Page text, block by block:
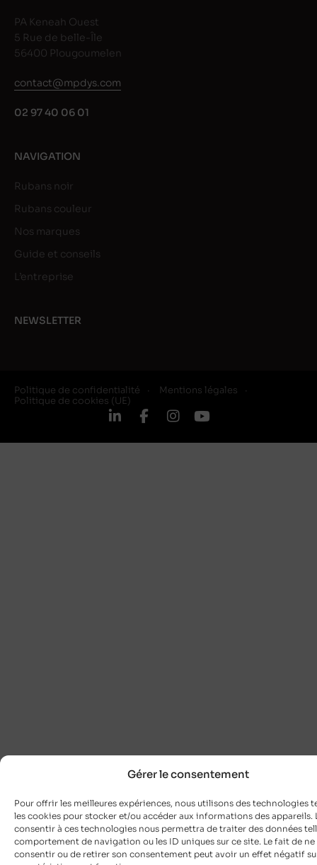
Gérer le consentement
Pour offrir les meilleures expériences, nous utilisons des technologies
les cookies pour stocker et/ou accéder aux informations des appareils.
consentir à ces technologies nous permettra de traiter des données
comportement de navigation ou les ID uniques sur ce site. Le fait de ne
consentir ou de retirer son consentement peut avoir un effet négatif
PA Keneah Ouest
5 Rue de belle-Île
56400 Plougoumelen
contact@mpdys.com
02 97 40 06 01
NAVIGATION
Rubans noir
Rubans couleur
Nos marques
Guide et conseils
L’entreprise
NEWSLETTER
Politique de confidentialité
Mentions légales
Politique de cookies (UE)